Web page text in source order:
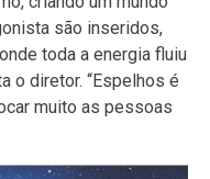
são inseridos,
toda a energia fluiu
o diretor. “Espelhos é
muito as pessoas